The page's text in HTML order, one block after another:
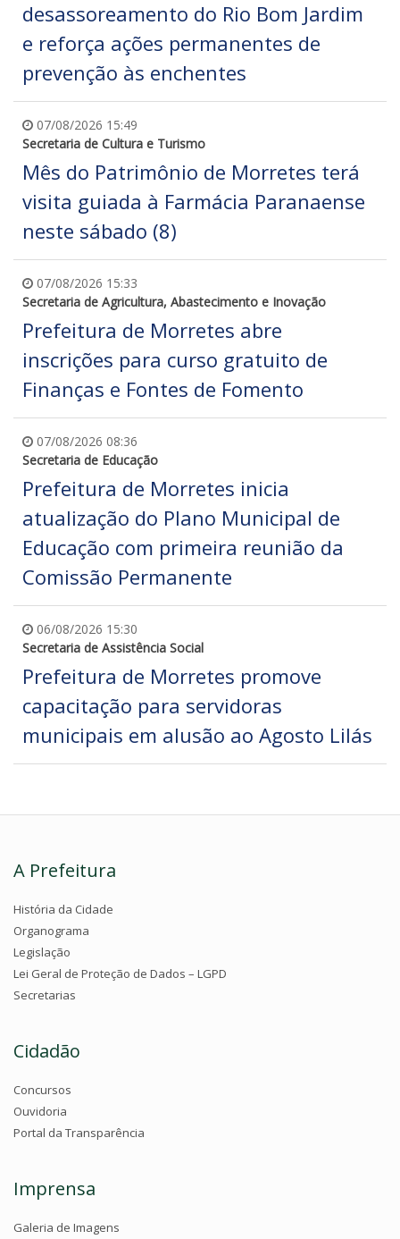
desassoreamento do Rio Bom Jardim
e reforça ações permanentes de
prevenção às enchentes
07/08/2026 15:49
Secretaria de Cultura e Turismo
Mês do Patrimônio de Morretes terá
visita guiada à Farmácia Paranaense
neste sábado (8)
07/08/2026 15:33
Secretaria de Agricultura, Abastecimento e Inovação
Prefeitura de Morretes abre
inscrições para curso gratuito de
Finanças e Fontes de Fomento
07/08/2026 08:36
Secretaria de Educação
Prefeitura de Morretes inicia
atualização do Plano Municipal de
Educação com primeira reunião da
Comissão Permanente
06/08/2026 15:30
Secretaria de Assistência Social
Prefeitura de Morretes promove
capacitação para servidoras
municipais em alusão ao Agosto Lilás
A Prefeitura
História da Cidade
Organograma
Legislação
Lei Geral de Proteção de Dados – LGPD
Secretarias
Cidadão
Concursos
Ouvidoria
Portal da Transparência
Imprensa
Galeria de Imagens